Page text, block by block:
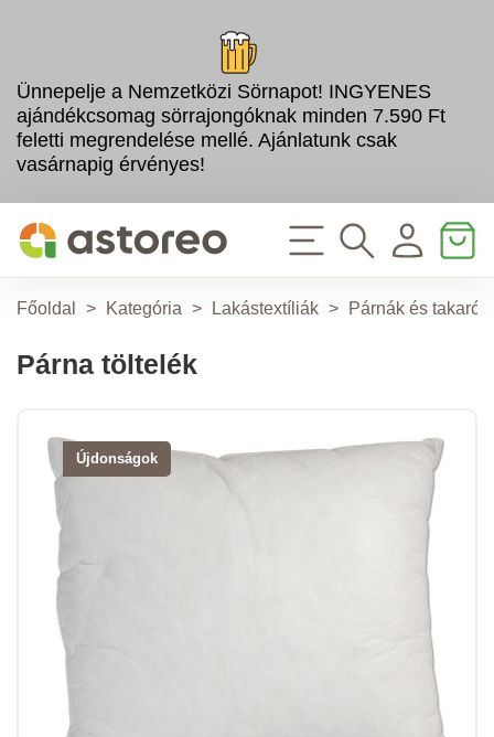
Ünnepelje a Nemzetközi Sörnapot! INGYENES
ajándékcsomag sörrajongóknak minden 7.590 Ft
feletti megrendelése mellé. Ajánlatunk csak
vasárnapig érvényes!
Főoldal > Kategória > Lakástextíliák > Párnák és takarók
Párna töltelék
Újdonságok